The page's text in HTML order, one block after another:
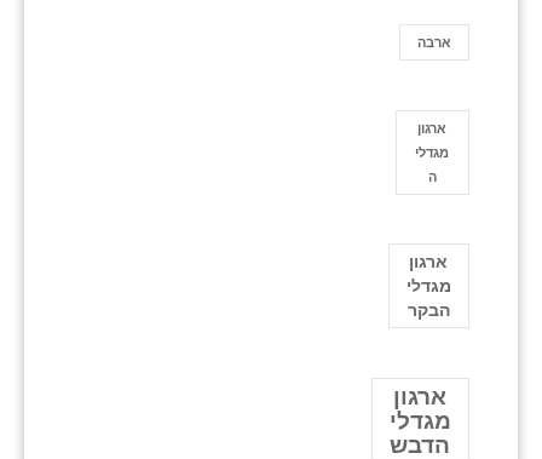
ארבה
ארגון
מגדלי
ה
ארגון
מגדלי
הבקר
ארגון
מגדלי
הדבש